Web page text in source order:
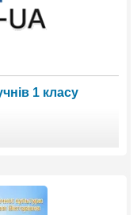
1 класу